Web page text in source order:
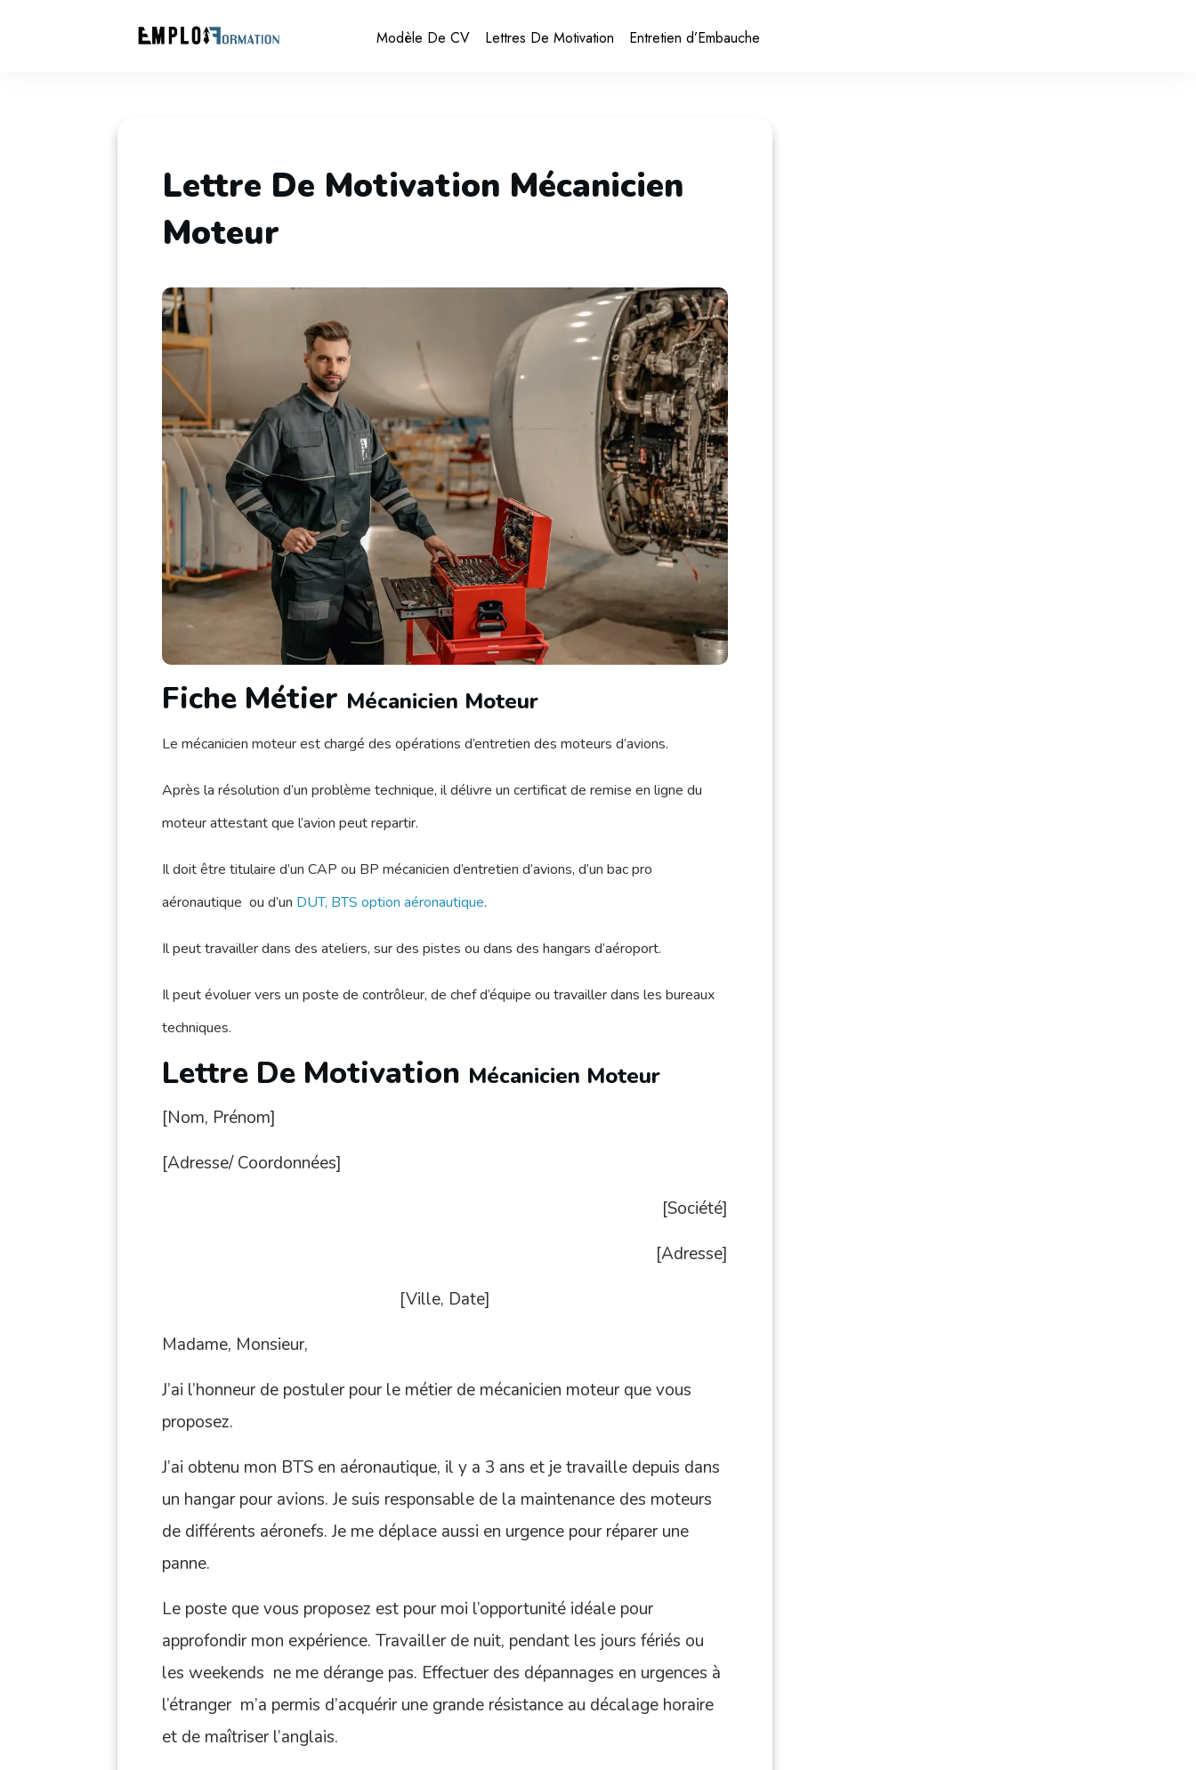
Modèle De CV Lettres De Motivation Entretien d’Embauche
Lettre De Motivation Mécanicien
Moteur
Fiche Métier Mécanicien Moteur
Le mécanicien moteur est chargé des opérations d’entretien des moteurs d’avions.
Après la résolution d’un problème technique, il délivre un certificat de remise en ligne du
moteur attestant que l’avion peut repartir.
Il doit être titulaire d’un CAP ou BP mécanicien d’entretien d’avions, d’un bac pro
aéronautique ou d’un DUT, BTS option aéronautique.
Il peut travailler dans des ateliers, sur des pistes ou dans des hangars d’aéroport.
Il peut évoluer vers un poste de contrôleur, de chef d’équipe ou travailler dans les bureaux
techniques.
Lettre De Motivation Mécanicien Moteur
[Nom, Prénom]
[Adresse/ Coordonnées]
[Société]
[Adresse]
[Ville, Date]
Madame, Monsieur,
J’ai l’honneur de postuler pour le métier de mécanicien moteur que vous
proposez.
J’ai obtenu mon BTS en aéronautique, il y a 3 ans et je travaille depuis dans
un hangar pour avions. Je suis responsable de la maintenance des moteurs
de différents aéronefs. Je me déplace aussi en urgence pour réparer une
panne.
Le poste que vous proposez est pour moi l’opportunité idéale pour
approfondir mon expérience. Travailler de nuit, pendant les jours fériés ou
les weekends ne me dérange pas. Effectuer des dépannages en urgences à
l’étranger m’a permis d’acquérir une grande résistance au décalage horaire
et de maîtriser l’anglais.